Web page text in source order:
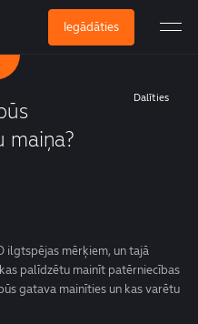
Iegādāties
maiņa?
Dalīties
ilgtspējas mērķiem, un tajā
palīdzētu mainīt patērniecības
gatava mainīties un kas varētu